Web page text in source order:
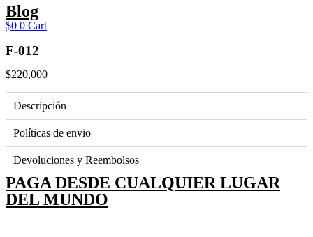
Blog
$0 0 Cart
F-012
$220,000
Descripción
Políticas de envio
Devoluciones y Reembolsos
PAGA DESDE CUALQUIER LUGAR
DEL MUNDO